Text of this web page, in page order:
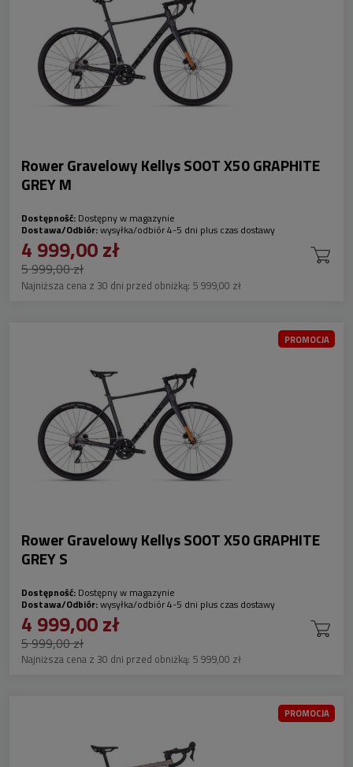
Rower Gravelowy Kellys SOOT X50 GRAPHITE
GREY M
Dostępność: Dostępny w magazynie
Dostawa/Odbiór:wysyłka/odbiór 4-5 dni plus czas dostawy
4 999,00 zł
5 999,00 zł
Najniższa cena z 30 dni przed obniżką: 5 999,00 zł
Rower Gravelowy Kellys SOOT X50 GRAPHITE
GREY S
Dostępność: Dostępny w magazynie
Dostawa/Odbiór:wysyłka/odbiór 4-5 dni plus czas dostawy
4 999,00 zł
5 999,00 zł
Najniższa cena z 30 dni przed obniżką: 5 999,00 zł
PROMOCJA
PROMOCJA